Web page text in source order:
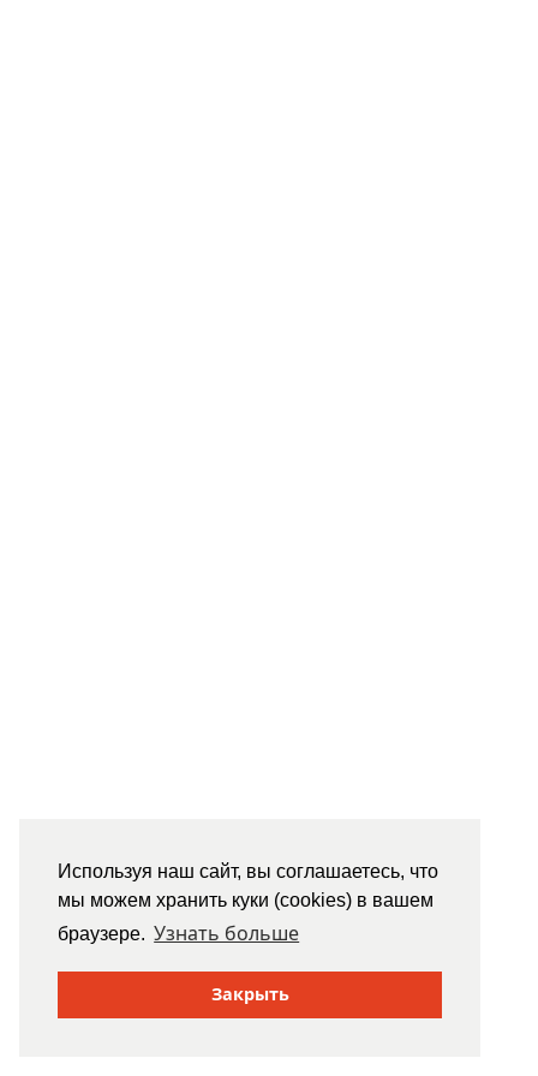
Используя наш сайт, вы соглашаетесь, что
мы можем хранить куки (cookies) в вашем
браузере. Узнать больше
Закрыть